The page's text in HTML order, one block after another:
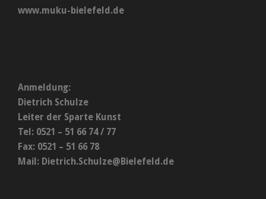
www.muku-bielefeld.de
Anmeldung:
Dietrich Schulze
Leiter der Sparte Kunst
Tel: 0521 – 51 66 74 / 77
Fax: 0521 – 51 66 78
Mail: Dietrich.Schulze@Bielefeld.de